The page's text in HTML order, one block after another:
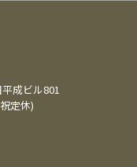
成ビル801
定休)